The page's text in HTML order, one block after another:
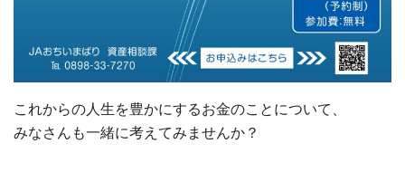
これからの人生を豊かにするお金のことについて、
みなさんも一緒に考えてみませんか？